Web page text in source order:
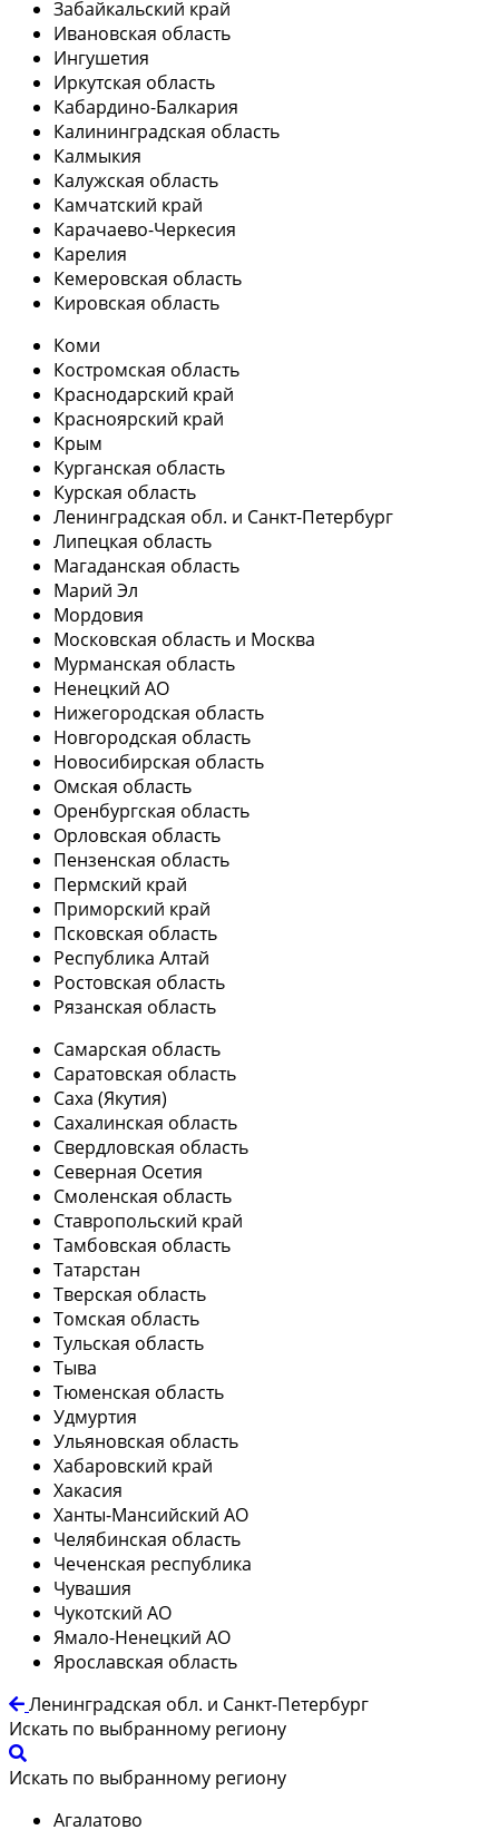
Забайкальский край
Ивановская область
Ингушетия
Иркутская область
Кабардино-Балкария
Калининградская область
Калмыкия
Калужская область
Камчатский край
Карачаево-Черкесия
Карелия
Кемеровская область
Кировская область
Коми
Костромская область
Краснодарский край
Красноярский край
Крым
Курганская область
Курская область
Ленинградская обл. и Санкт-Петербург
Липецкая область
Магаданская область
Марий Эл
Мордовия
Московская область и Москва
Мурманская область
Ненецкий АО
Нижегородская область
Новгородская область
Новосибирская область
Омская область
Оренбургская область
Орловская область
Пензенская область
Пермский край
Приморский край
Псковская область
Республика Алтай
Ростовская область
Рязанская область
Самарская область
Саратовская область
Саха (Якутия)
Сахалинская область
Свердловская область
Северная Осетия
Смоленская область
Ставропольский край
Тамбовская область
Татарстан
Тверская область
Томская область
Тульская область
Тыва
Тюменская область
Удмуртия
Ульяновская область
Хабаровский край
Хакасия
Ханты-Мансийский АО
Челябинская область
Чеченская республика
Чувашия
Чукотский АО
Ямало-Ненецкий АО
Ярославская область
Ленинградская обл. и Санкт-Петербург
Искать по выбранному региону
Искать по выбранному региону
Агалатово